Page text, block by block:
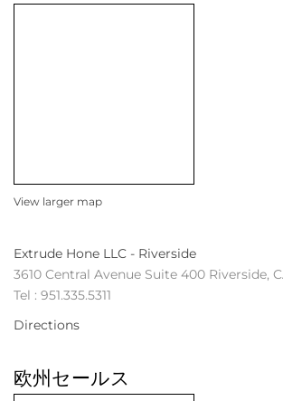
View larger map
Extrude Hone LLC - Riverside
3610 Central Avenue Suite 400 Riverside,
Tel : 951.335.5311
Directions
欧州セールス